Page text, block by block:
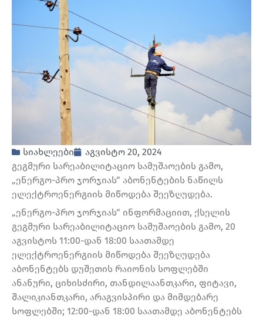
სიახლეები
აგვისტო 20, 2024
გეგმური სარეაბილიტაციო სამუშაოების გამო,
„ენერგო-პრო ჯორჯიას“ აბონენტების ნაწილს
ელექტროენერგიის მიწოდება შეეზღუდება.
„ენერგო-პრო ჯორჯიას“ ინფორმაციით, ქსელის
გეგმური სარეაბილიტაციო სამუშაოების გამო, 20
აგვისტოს 11:00-დან 18:00 საათამდე
ელექტროენერგიის მიწოდება შეეზღუდება
აბონენტებს დუშეთის რაიონის სოფლებში
ანანური, ციხისძირი, თანდილაანთკარი, ფიტავი,
შალიკიანთკარი, არაგვისპირი და მიმდებარე
სოფლებში; 12:00-დან 18:00 საათამდე აბონენტებს